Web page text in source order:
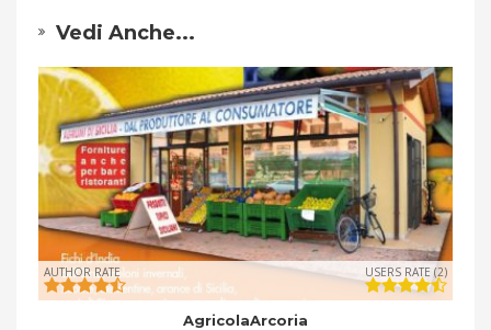
Vedi Anche...
AUTHOR RATE USERS RATE (2)
AgricolaArcoria